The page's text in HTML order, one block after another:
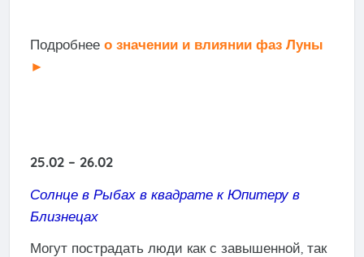
Подробнее о значении и влиянии фаз Луны
►
25.02 – 26.02
Солнце в Рыбах в квадрате к Юпитеру в
Близнецах
Могут пострадать люди как с завышенной, так